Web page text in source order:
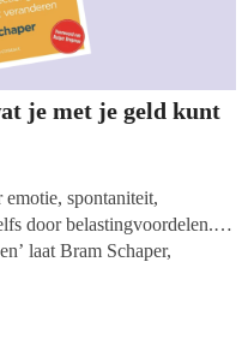
je met je geld kunt
spontaniteit,
door belastingvoordelen. In
laat Bram Schaper,
auteur voor een data-